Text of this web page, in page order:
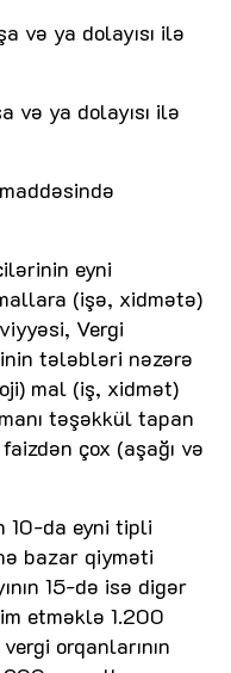
və ya dolayısı ilə
və ya dolayısı ilə
eyni
(işə, xidmətə)
Vergi
tələbləri nəzərə
mal (iş, xidmət)
təşəkkül tapan
çox (aşağı və
10-da eyni tipli
bazar qiyməti
15-də isə digər
etməklə 1.200
orqanlarının